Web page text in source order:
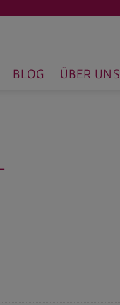
BLOG ÜBER UNS